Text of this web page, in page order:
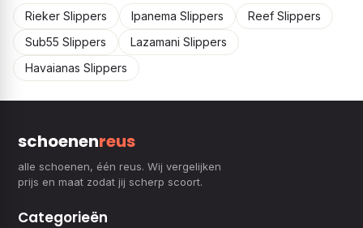
Rieker Slippers Ipanema Slippers
Reef Slippers
Sub55 Slippers
Lazamani Slippers
Havaianas Slippers
schoenenreus
alle schoenen, één reus. Wij vergelijken
prijs en maat zodat jij scherp scoort.
Categorieën